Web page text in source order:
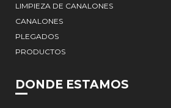
LIMPIEZA DE CANALONES
CANALONES
PLEGADOS
PRODUCTOS
DONDE ESTAMOS